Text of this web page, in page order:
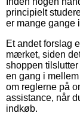
principielt
er mange gange
Et andet forslag
mærket, siden
shoppen
en gang i
om reglerne på
assistance, når
indkøb.